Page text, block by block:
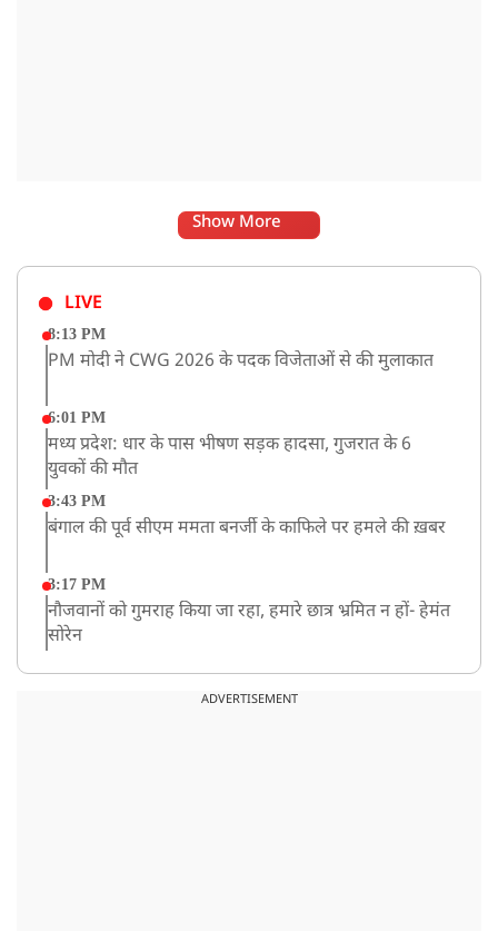
Show More
LIVE
8:13 PM
PM मोदी ने CWG 2026 के पदक विजेताओं से की मुलाकात
6:01 PM
मध्य प्रदेश: धार के पास भीषण सड़क हादसा, गुजरात के 6
युवकों की मौत
3:43 PM
बंगाल की पूर्व सीएम ममता बनर्जी के काफिले पर हमले की ख़बर
3:17 PM
नौजवानों को गुमराह किया जा रहा, हमारे छात्र भ्रमित न हों- हेमंत
सोरेन
बारामती में निजी ट्रेनिंग विमान दुर्घटनाग्रस्त, किसी के घायल होने
ADVERTISEMENT